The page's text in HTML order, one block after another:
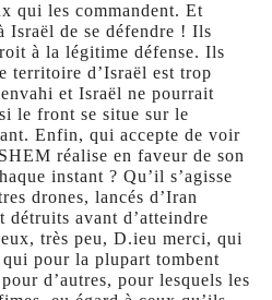
qui les commandent. Et
Israël de se défendre ! Ils
à la légitime défense. Ils
territoire d’Israël est trop
et Israël ne pourrait
le front se situe sur le
Enfin, qui accepte de voir
réalise en faveur de son
instant ? Qu’il s’agisse
drones, lancés d’Iran
avant d’atteindre
très peu, D.ieu merci, qui
pour la plupart tombent
d’autres, pour lesquels les